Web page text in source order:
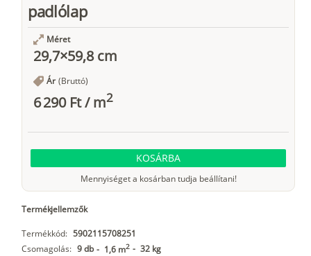
padlólap
Méret
29,7×59,8 cm
Ár (Bruttó)
6 290 Ft/m2
KOSÁRBA
Mennyiséget a kosárban tudja beállítani!
Termékjellemzők
Termékkód: 5902115708251
Csomagolás: 9 db - 1,6 m2 - 32 kg